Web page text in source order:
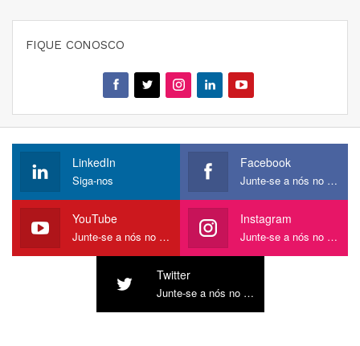
FIQUE CONOSCO
LinkedIn
Siga-nos
Facebook
Junte-se a nós no Facebook
YouTube
Junte-se a nós no YouTube
Instagram
Junte-se a nós no Instagram
Twitter
Junte-se a nós no Twitter